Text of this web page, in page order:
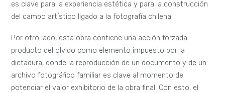
es clave para la experiencia estética y para la construcción
del campo artístico ligado a la fotografía chilena.
Por otro lado, esta obra contiene una acción forzada
producto del olvido como elemento impuesto por la
dictadura, donde la reproducción de un documento y de un
archivo fotográfico familiar es clave al momento de
potenciar el valor exhibitorio de la obra final. Con esto, el